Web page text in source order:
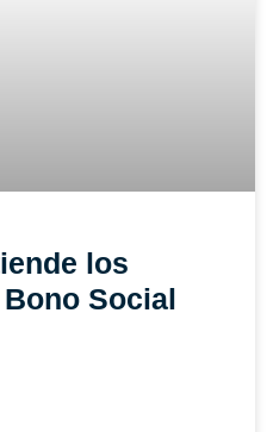
los
Social